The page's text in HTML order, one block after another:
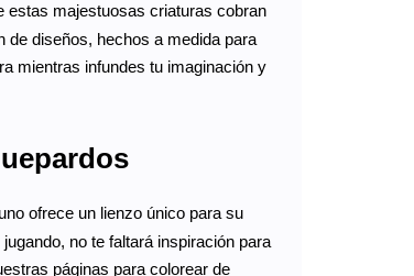
estas majestuosas criaturas cobran
de diseños, hechos a medida para
mientras infundes tu imaginación y
ofrece un lienzo único para su
no te faltará inspiración para
páginas para colorear de